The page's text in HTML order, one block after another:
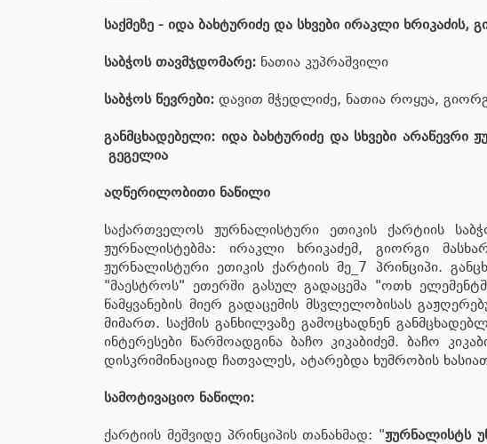
საქმეზე - იდა ბახტურიძე და სხვები ირაკლი ხრიკაძის,
საბჭოს თავმჯდომარე: ნათია კუპრაშვილი
საბჭოს წევრები: დავით მჭედლიძე, ნათია როყუა,
განმცხადებელი: იდა ბახტურიძე და სხვები არაწევრი
გეგელია
აღწერილობითი ნაწილი
საქართველოს ჟურნალისტური ეთიკის ქარტიის
ჟურნალისტებმა: ირაკლი ხრიკაძემ, გიორგი
ჟურნალისტური ეთიკის ქარტიის მე_7 პრინციპი.
"მაესტროს" ეთერში გასულ გადაცემა "ოთხ
წამყვანების მიერ გადაცემის მსვლელობისას
მიმართ. საქმის განხილვაზე გამოცხადნენ
ინტერესები წარმოადგინა ბაჩო კიკაბიძემ. ბაჩო
დისკრიმინაციად ჩათვალეს, ატარებდა ხუმრობის
სამოტივაციო ნაწილი:
ქარტიის მეშვიდე პრინციპის თანახმად: "ჟურნალისტს